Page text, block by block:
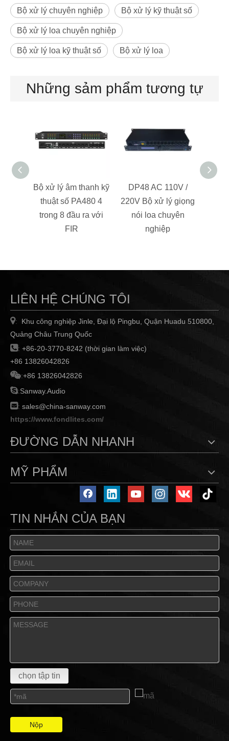
Bộ xử lý chuyên nghiệp Bộ xử lý kỹ thuật số
Bộ xử lý loa chuyên nghiệp
Bộ xử lý loa kỹ thuật số Bộ xử lý loa
Những sảm phẩm tương tự
Bộ xử lý âm thanh kỹ
thuật số PA480 4
trong 8 đầu ra với
FIR
DP48 AC 110V /
220V Bộ xử lý giọng
nói loa chuyên
nghiệp
LIÊN HỆ CHÚNG TÔI
:
Khu công nghiệp Jinle, Đại lộ Pingbu, Quận Huadu 510800,
Quảng Châu Trung Quốc
: +86-20-3770-8242 (thời gian làm việc)
+86 13826042826
:+86 13826042826
:Sanway.Audio
: sales@china-sanway.com
https://www.fondlites.com/
ĐƯỜNG DẪN NHANH
MỸ PHẨM
TIN NHẮN CỦA BẠN
chọn tập tin
Nộp